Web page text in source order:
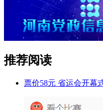
推荐阅读
票价58元 省运会开幕